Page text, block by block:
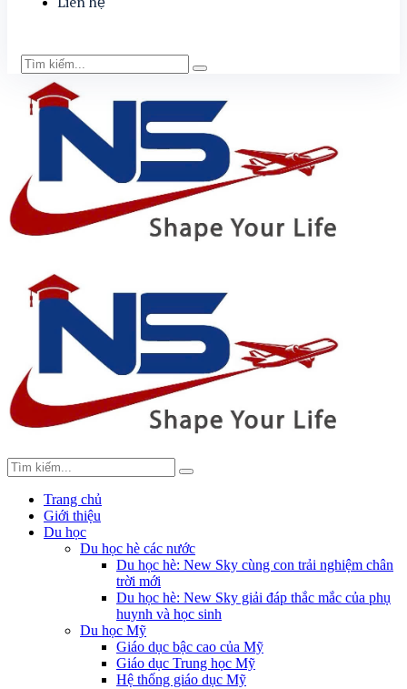
Trang chủ
Giới thiệu
Du học
Du học hè các nước
Du học hè: New Sky cùng con trải nghiệm chân
trời mới
Du học hè: New Sky giải đáp thắc mắc của phụ
huynh và học sinh
Du học Mỹ
Giáo dục bậc cao của Mỹ
Giáo dục Trung học Mỹ
Hệ thống giáo dục Mỹ